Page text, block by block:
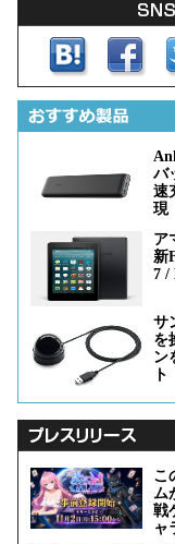
バ
速
現
ア
新
7 /
サ
を
ン
ト
こ
ム
戦
ャ